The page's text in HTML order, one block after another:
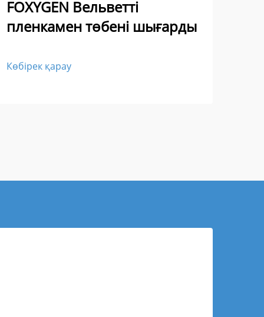
FOXYGEN Вельветті
пленкамен төбені шығарды
Көбірек қарау